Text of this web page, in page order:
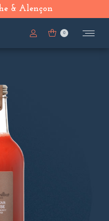
& Alençon
0